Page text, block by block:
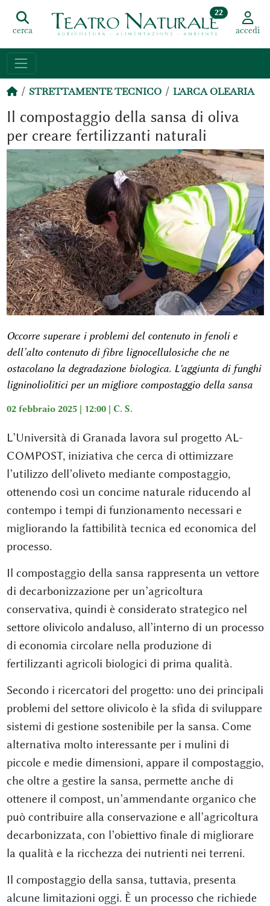
cerca
22
accedi
STRETTAMENTE TECNICO L'ARCA OLEARIA
Il compostaggio della sansa di oliva
per creare fertilizzanti naturali
Occorre superare i problemi del contenuto in fenoli e
dell’alto contenuto di fibre lignocellulosiche che ne
ostacolano la degradazione biologica. L'aggiunta di funghi
ligninoliolitici per un migliore compostaggio della sansa
02 febbraio 2025 | 12:00 | C. S.
L’Università di Granada lavora sul progetto AL-
COMPOST, iniziativa che cerca di ottimizzare
l’utilizzo dell’oliveto mediante compostaggio,
ottenendo così un concime naturale riducendo al
contempo i tempi di funzionamento necessari e
migliorando la fattibilità tecnica ed economica del
processo.
Il compostaggio della sansa rappresenta un vettore
di decarbonizzazione per un’agricoltura
conservativa, quindi è considerato strategico nel
settore olivicolo andaluso, all’interno di un processo
di economia circolare nella produzione di
fertilizzanti agricoli biologici di prima qualità.
Secondo i ricercatori del progetto: uno dei principali
problemi del settore olivicolo è la sfida di sviluppare
sistemi di gestione sostenibile per la sansa. Come
alternativa molto interessante per i mulini di
piccole e medie dimensioni, appare il compostaggio,
che oltre a gestire la sansa, permette anche di
ottenere il compost, un’ammendante organico che
può contribuire alla conservazione e all’agricoltura
decarbonizzata, con l’obiettivo finale di migliorare
la qualità e la ricchezza dei nutrienti nei terreni.
Il compostaggio della sansa, tuttavia, presenta
alcune limitazioni oggi. È un processo che richiede